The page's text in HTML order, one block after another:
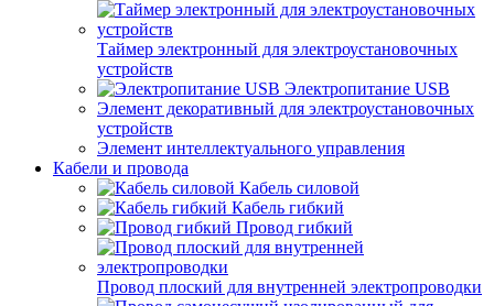
Таймер электронный для электроустановочных
устройств
Электропитание USB
Элемент декоративный для электроустановочных
устройств
Элемент интеллектуального управления
Кабели и провода
Кабель силовой
Кабель гибкий
Провод гибкий
Провод плоский для внутренней электропроводки